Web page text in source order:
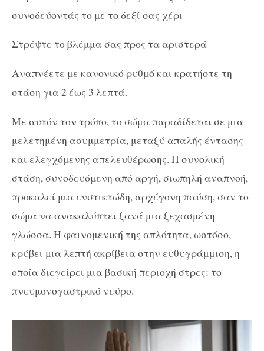
συνοδεύοντάς το με το δεξί σας χέρι
Στρέψτε το βλέμμα σας προς τα αριστερά
Αναπνέετε με κανονικό ρυθμό και κρατήστε τη
στάση για 2 έως 3 λεπτά.
Με αυτόν τον τρόπο, το σώμα παραδίδεται σε μια
μελετημένη ασυμμετρία, μεταξύ απαλής έντασης
και ελεγχόμενης απελευθέρωσης. Η συνολική
στάση, συνοδευόμενη από αργή, σιωπηλή αναπνοή,
προκαλεί μια ενστικτώδη, αρχέγονη παύση, σαν το
σώμα να ανακαλύπτει ξανά μια ξεχασμένη
γλώσσα. Η φαινομενική της απλότητα, ωστόσο,
κρύβει μια λεπτή ακρίβεια στην ευθυγράμμιση, η
οποία διεγείρει μια βασική περιοχή στρες: το
πνευμονογαστρικό νεύρο.